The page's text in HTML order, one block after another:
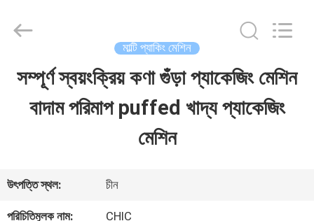
বাড়ি
আমাদের
সম্পর্কে
Chic
Machinery
Rights
মাল্টি প্যাকিং মেশিন
সম্পূর্ণ স্বয়ংক্রিয় কণা গুঁড়া প্যাকেজিং মেশিন
বাদাম পরিমাপ puffed খাদ্য প্যাকেজিং
মেশিন
উৎপত্তি স্থল: চীন
পরিচিতিমুলক নাম: CHIC